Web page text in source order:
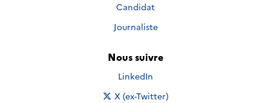
Candidat
Journaliste
Nous suivre
Nous suivre sur
LinkedIn
Nous suivre sur
X (ex-Twitter)